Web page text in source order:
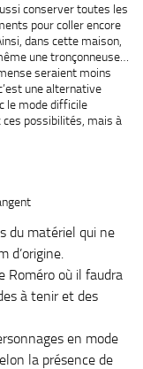
conserver toutes les
pour coller encore
dans cette maison,
une tronçonneuse…
seraient moins
une alternative
le mode difficile
ces possibilités, mais à
du matériel qui ne
d’origine.
Roméro où il faudra
à tenir et des
en mode
la présence de